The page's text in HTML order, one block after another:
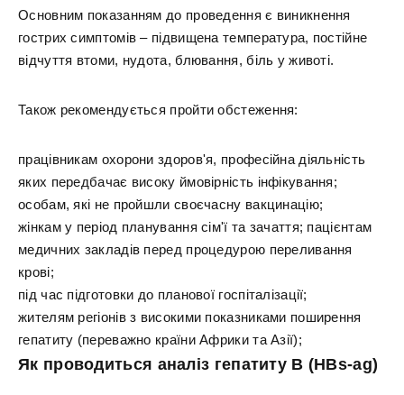
Основним показанням до проведення є виникнення
гострих симптомів – підвищена температура, постійне
відчуття втоми, нудота, блювання, біль у животі.
Також рекомендується пройти обстеження:
працівникам охорони здоров'я, професійна діяльність
яких передбачає високу ймовірність інфікування;
особам, які не пройшли своєчасну вакцинацію;
жінкам у період планування сім'ї та зачаття; пацієнтам
медичних закладів перед процедурою переливання
крові;
під час підготовки до планової госпіталізації;
жителям регіонів з високими показниками поширення
гепатиту (переважно країни Африки та Азії);
Як проводиться аналіз гепатиту В (HBs-ag)